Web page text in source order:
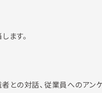
ます。
との対話、従業員へのアン